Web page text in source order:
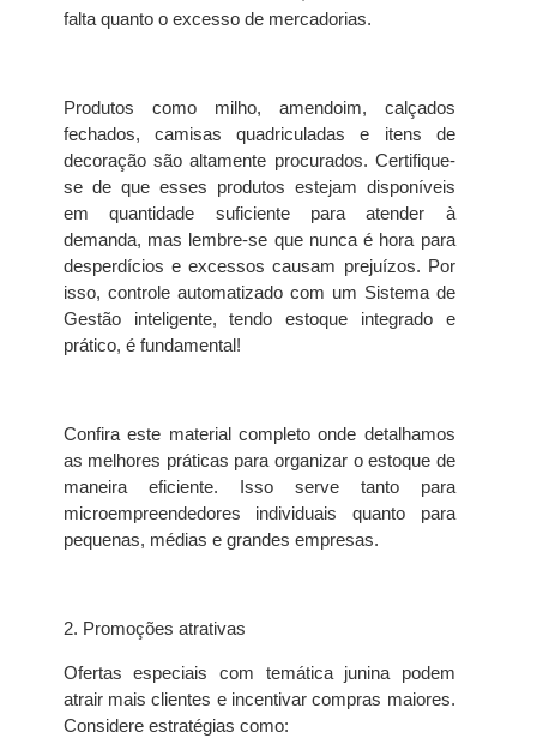
falta quanto o excesso de mercadorias.
Produtos como milho, amendoim, calçados
fechados, camisas quadriculadas e itens de
decoração são altamente procurados. Certifique-
se de que esses produtos estejam disponíveis
em quantidade suficiente para atender à
demanda, mas lembre-se que nunca é hora para
desperdícios e excessos causam prejuízos. Por
isso, controle automatizado com um Sistema de
Gestão inteligente, tendo estoque integrado e
prático, é fundamental!
Confira este material completo onde detalhamos
as melhores práticas para organizar o estoque de
maneira eficiente. Isso serve tanto para
microempreendedores individuais quanto para
pequenas, médias e grandes empresas.
2. Promoções atrativas
Ofertas especiais com temática junina podem
atrair mais clientes e incentivar compras maiores.
Considere estratégias como: